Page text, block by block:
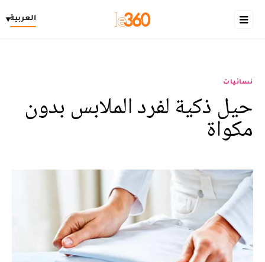
العربية▾
نسائيات
حيل ذكية لفرد الملابس بدون
مكواة